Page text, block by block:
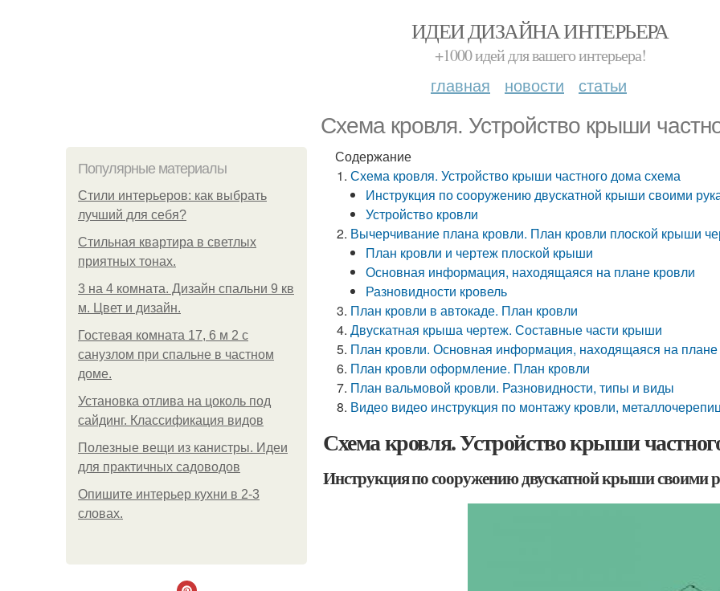
ИДЕИ ДИЗАЙНА ИНТЕРЬЕРА
+1000 идей для вашего интерьера!
главная новости статьи
Схема кровля. Устройство крыши
Популярные материалы
Стили интерьеров: как выбрать
лучший для себя?
Стильная квартира в светлых
приятных тонах.
3 на 4 комната. Дизайн спальни 9 кв
м. Цвет и дизайн.
Гостевая комната 17, 6 м 2 с
санузлом при спальне в частном
доме.
Установка отлива на цоколь под
сайдинг. Классификация видов
Полезные вещи из канистры. Идеи
для практичных садоводов
Опишите интерьер кухни в 2-3
словах.
Содержание
Схема кровля. Устройство крыши частного дома схема
Инструкция по сооружению двускатной крыши своими
Устройство кровли
Вычерчивание плана кровли. План кровли плоской крыши
План кровли и чертеж плоской крыши
Основная информация, находящаяся на плане кровли
Разновидности кровель
План кровли в автокаде. План кровли
Двускатная крыша чертеж. Составные части крыши
План кровли. Основная информация, находящаяся на плане
План кровли оформление. План кровли
План вальмовой кровли. Разновидности, типы и виды
Видео видео инструкция по монтажу кровли,
Схема кровля. Устройство крыши
Инструкция по сооружению двускатной крыши своими